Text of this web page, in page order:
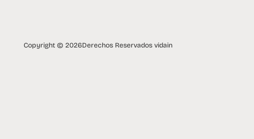
Copyright © 2026Derechos Reservados vidain